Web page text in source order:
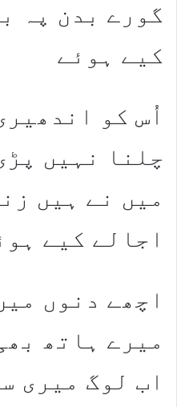
گورے بدن پہ
کیے ہوئے
اُس کو
چلنا نہیں
میں نے ہیں
اجالے کیے
اچھے دنوں
میرے ہاتھ
اب لوگ میری